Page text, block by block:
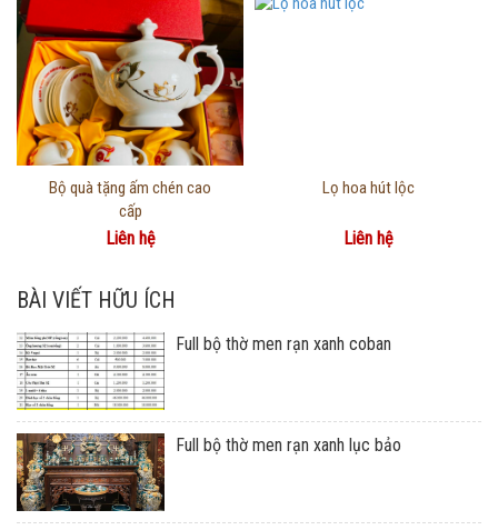
Thông tin chi tiết
Bộ quà tặng ấm chén cao
cấp
Liên hệ
Thông tin chi tiết
Lọ hoa hút lộc
Liên hệ
BÀI VIẾT HỮU ÍCH
Full bộ thờ men rạn xanh coban
Full bộ thờ men rạn xanh lục bảo